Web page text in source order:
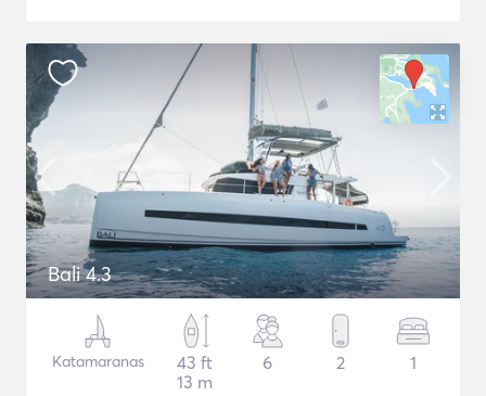
Bali 4.3
Katamaranas
43 ft
13 m
6 2 1